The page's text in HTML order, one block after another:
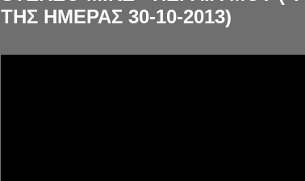
ΤΗΣ ΗΜΕΡΑΣ 30-10-2013)